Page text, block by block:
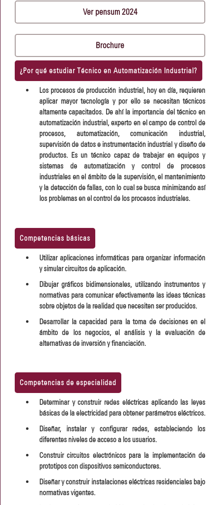
Ver pensum 2024
Brochure
¿Por qué estudiar Técnico en Automatización Industrial?
Los procesos de producción industrial, hoy en día, requieren
aplicar mayor tecnología y por ello se necesitan técnicos
altamente capacitados. De ahí la importancia del técnico en
automatización industrial, experto en el campo de control de
procesos, automatización, comunicación industrial,
supervisión de datos e instrumentación industrial y diseño de
productos. Es un técnico capaz de trabajar en equipos y
sistemas de automatización y control de procesos
industriales en el ámbito de la supervisión, el mantenimiento
y la detección de fallas, con lo cual se busca minimizando así
los problemas en el control de los procesos industriales.
Competencias básicas
Utilizar aplicaciones informáticas para organizar información
y simular circuitos de aplicación.
Dibujar gráficos bidimensionales, utilizando instrumentos y
normativas para comunicar efectivamente las ideas técnicas
sobre objetos de la realidad que necesiten ser producidos.
Desarrollar la capacidad para la toma de decisiones en el
ámbito de los negocios, el análisis y la evaluación de
alternativas de inversión y financiación.
Competencias de especialidad
Determinar y construir redes eléctricas aplicando las leyes
básicas de la electricidad para obtener parámetros eléctricos.
Diseñar, instalar y configurar redes, estableciendo los
diferentes niveles de acceso a los usuarios.
Construir circuitos electrónicos para la implementación de
prototipos con dispositivos semiconductores.
Diseñar y construir instalaciones eléctricas residenciales bajo
normativas vigentes.